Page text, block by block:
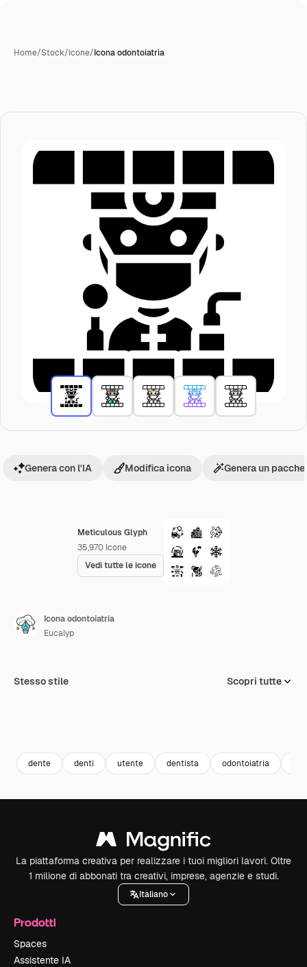
Home/Stock/Icone/Icona odontoiatria
Meticulous Glyph
35,970 Icone
Vedi tutte le icone
Genera con l'IA Modifica icona Genera un
Icona odontoiatria
Eucalyp
Stesso stile Scopri tutte
dente denti utente dentista odontoiatria
La piattaforma creativa per realizzare i tuoi migliori lavori. Oltre
1 milione di abbonati tra creativi, imprese, agenzie e studi.
Italiano
Prodotti
Spaces
Assistente IA